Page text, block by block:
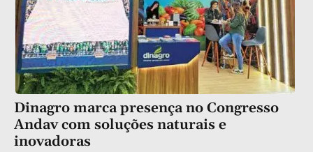
Dinagro marca presença no Congresso
Andav com soluções naturais e
inovadoras